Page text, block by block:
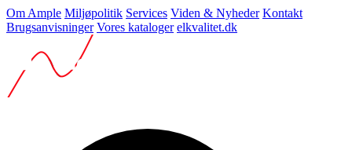
Om Ample Miljøpolitik Services Viden & Nyheder Kontakt
Brugsanvisninger Vores kataloger elkvalitet.dk